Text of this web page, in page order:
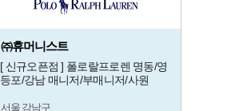
㈜휴머니스트
[ 신규오픈점 ] 폴로랄프로렌 명동/영
등포/강남 매니저/부매니저/사원
서울 강남구